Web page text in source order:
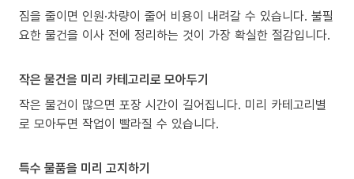
짐을 줄이면 인원·차량이 줄어 비용이 내려갈 수 있습니다. 불필
요한 물건을 이사 전에 정리하는 것이 가장 확실한 절감입니다.
작은 물건을 미리 카테고리로 모아두기
작은 물건이 많으면 포장 시간이 길어집니다. 미리 카테고리별
로 모아두면 작업이 빨라질 수 있습니다.
특수 물품을 미리 고지하기